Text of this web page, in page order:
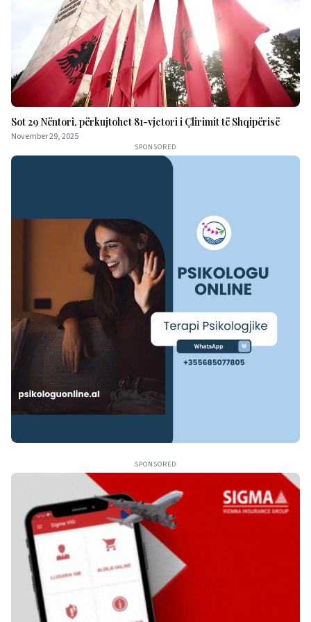
Sot 29 Nëntori, përkujtohet 81-vjetori i Çlirimit të Shqipërisë
November 29, 2025
SPONSORED
SPONSORED